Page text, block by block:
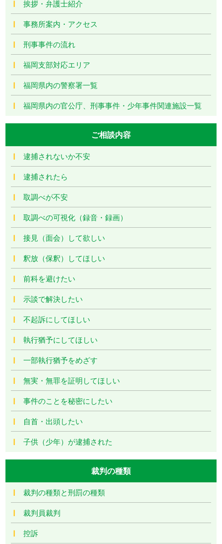
挨拶・弁護士紹介
事務所案内・アクセス
刑事事件の流れ
福岡支部対応エリア
福岡県内の警察署一覧
福岡県内の官公庁、刑事事件・少年事件関連施設一覧
ご相談内容
逮捕されないか不安
逮捕されたら
取調べが不安
取調べの可視化（録音・録画）
接見（面会）して欲しい
釈放（保釈）してほしい
前科を避けたい
示談で解決したい
不起訴にしてほしい
執行猶予にしてほしい
一部執行猶予をめざす
無実・無罪を証明してほしい
事件のことを秘密にしたい
自首・出頭したい
子供（少年）が逮捕された
裁判の種類
裁判の種類と刑罰の種類
裁判員裁判
控訴